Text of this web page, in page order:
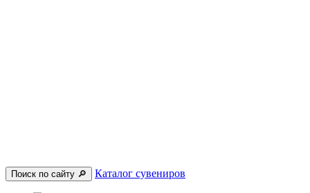
Поиск по сайту 🔎︎ Каталог сувениров